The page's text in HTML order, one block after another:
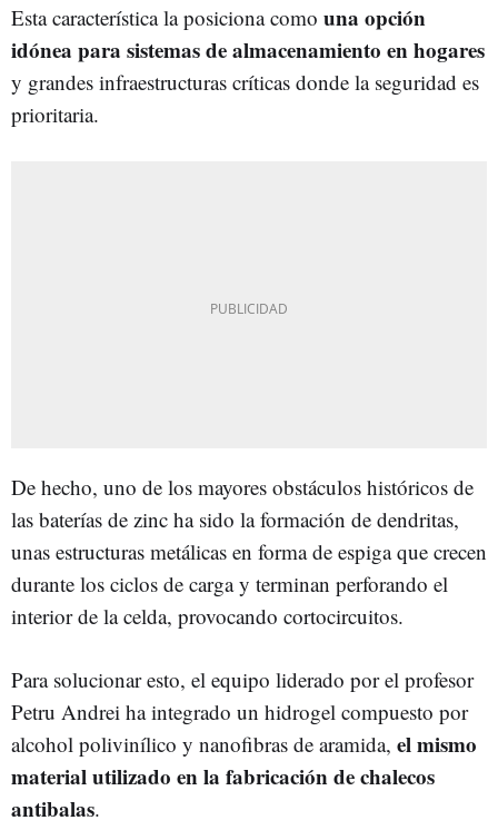
Esta característica la posiciona como una opción
idónea para sistemas de almacenamiento en hogares
y grandes infraestructuras críticas donde la seguridad es
prioritaria.
De hecho, uno de los mayores obstáculos históricos de
las baterías de zinc ha sido la formación de dendritas,
unas estructuras metálicas en forma de espiga que crecen
durante los ciclos de carga y terminan perforando el
interior de la celda, provocando cortocircuitos.
Para solucionar esto, el equipo liderado por el profesor
Petru Andrei ha integrado un hidrogel compuesto por
alcohol polivinílico y nanofibras de aramida, el mismo
material utilizado en la fabricación de chalecos
antibalas.